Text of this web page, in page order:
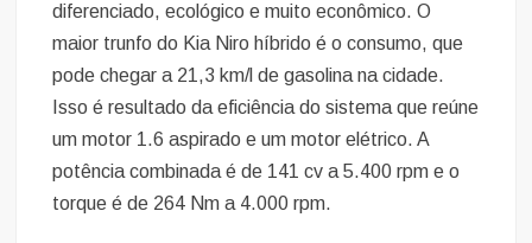
diferenciado, ecológico e muito econômico. O
maior trunfo do Kia Niro híbrido é o consumo, que
pode chegar a 21,3 km/l de gasolina na cidade.
Isso é resultado da eficiência do sistema que reúne
um motor 1.6 aspirado e um motor elétrico. A
potência combinada é de 141 cv a 5.400 rpm e o
torque é de 264 Nm a 4.000 rpm.